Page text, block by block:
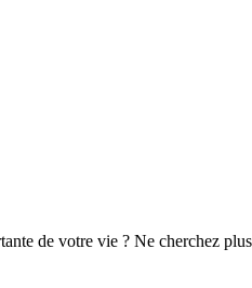
de votre vie ? Ne cherchez